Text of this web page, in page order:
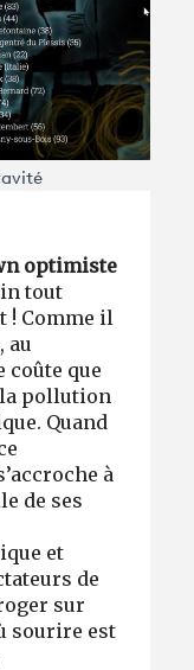
optimiste
tout
! Comme il
au
coûte que
la pollution
Quand
à
de ses
et
de
sur
sourire est